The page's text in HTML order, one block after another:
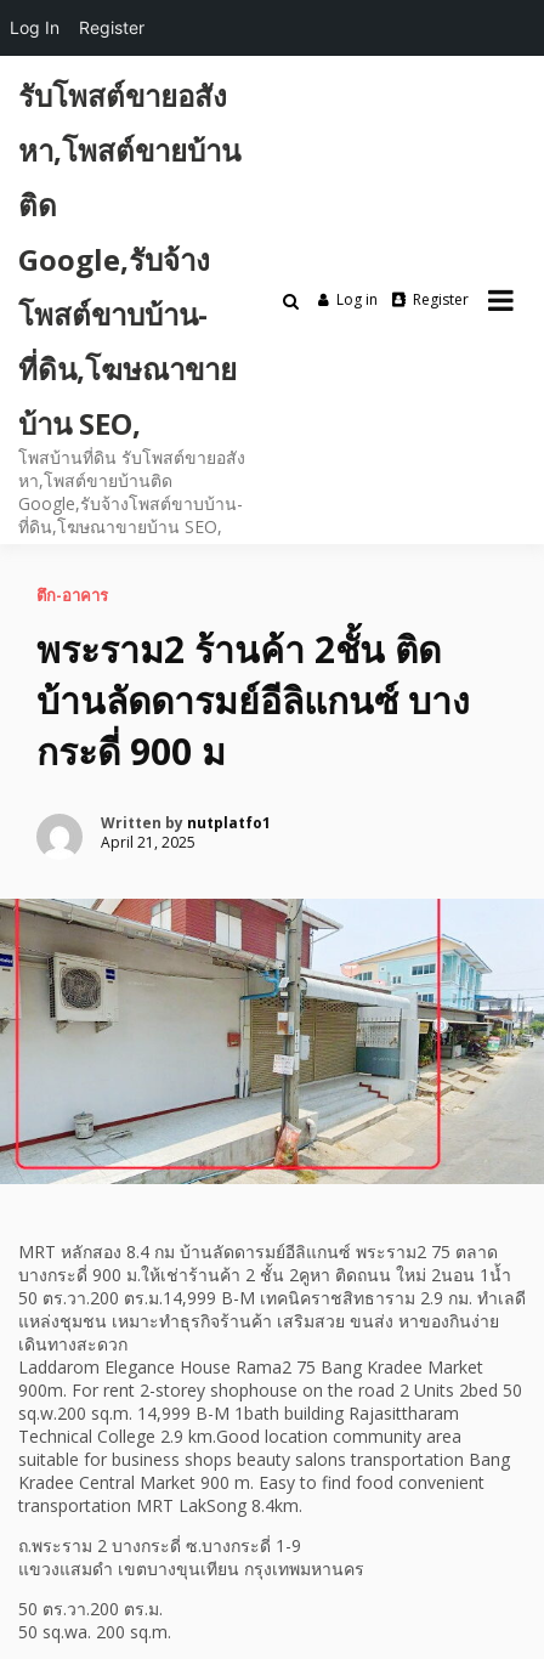
content
รับโพสต์ขายอสัง
หา,โพสต์ขายบ้าน
ติด
Google,รับจ้าง
โพสต์ขาบบ้าน-
ที่ดิน,โฆษณาขาย
บ้าน SEO,
โพสบ้านที่ดิน รับโพสต์ขายอสัง
หา,โพสต์ขายบ้านติด
Google,รับจ้างโพสต์ขาบบ้าน-
ที่ดิน,โฆษณาขายบ้าน SEO,
Log in Register
ตึก-อาคาร
พระราม2 ร้านค้า 2ชั้น ติด
บ้านลัดดารมย์อีลิแกนซ์ บาง
กระดี่ 900 ม
Written by nutplatfo1
April 21, 2025
MRT หลักสอง 8.4 กม บ้านลัดดารมย์อีลิแกนซ์ พระราม2 75 ตลาด
บางกระดี่ 900 ม.ให้เช่าร้านค้า 2 ชั้น 2คูหา ติดถนน ใหม่ 2นอน 1น้ำ
50 ตร.วา.200 ตร.ม.14,999 B-M เทคนิคราชสิทธาราม 2.9 กม. ทำเลดี
แหล่งชุมชน เหมาะทำธุรกิจร้านค้า เสริมสวย ขนส่ง หาของกินง่าย
เดินทางสะดวก
Laddarom Elegance House Rama2 75 Bang Kradee Market
900m. For rent 2-storey shophouse on the road 2 Units 2bed 50
sq.w.200 sq.m. 14,999 B-M 1bath building Rajasittharam
Technical College 2.9 km.Good location community area
suitable for business shops beauty salons transportation Bang
Kradee Central Market 900 m. Easy to find food convenient
transportation MRT LakSong 8.4km.
ถ.พระราม 2 บางกระดี่ ซ.บางกระดี่ 1-9
แขวงแสมดำ เขตบางขุนเทียน กรุงเทพมหานคร
50 ตร.วา.200 ตร.ม.
50 sq.wa. 200 sq.m.
Log In Register